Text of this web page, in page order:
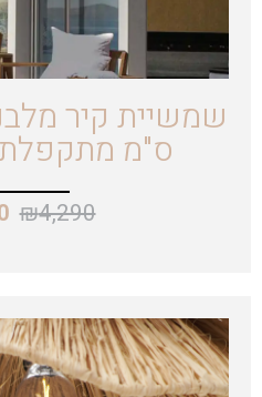
ס"מ מתקפלת
₪4,290